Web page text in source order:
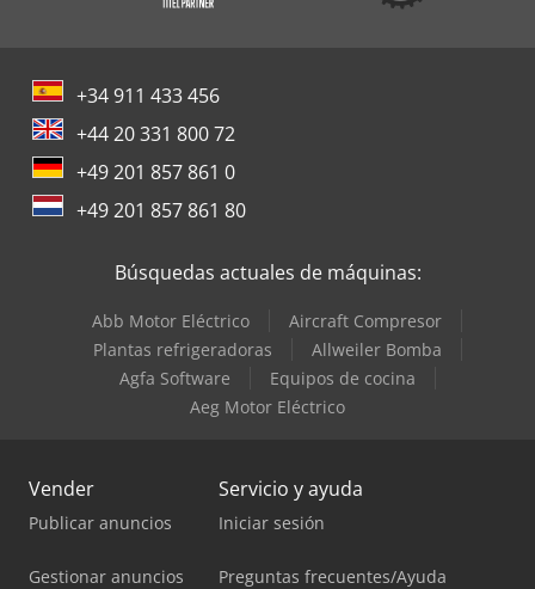
+34 911 433 456
+44 20 331 800 72
+49 201 857 861 0
+49 201 857 861 80
Búsquedas actuales de máquinas:
Abb Motor Eléctrico
Aircraft Compresor
Plantas refrigeradoras
Allweiler Bomba
Agfa Software
Equipos de cocina
Aeg Motor Eléctrico
Vender
Publicar anuncios
Gestionar anuncios
Servicio y ayuda
Iniciar sesión
Preguntas frecuentes/Ayuda